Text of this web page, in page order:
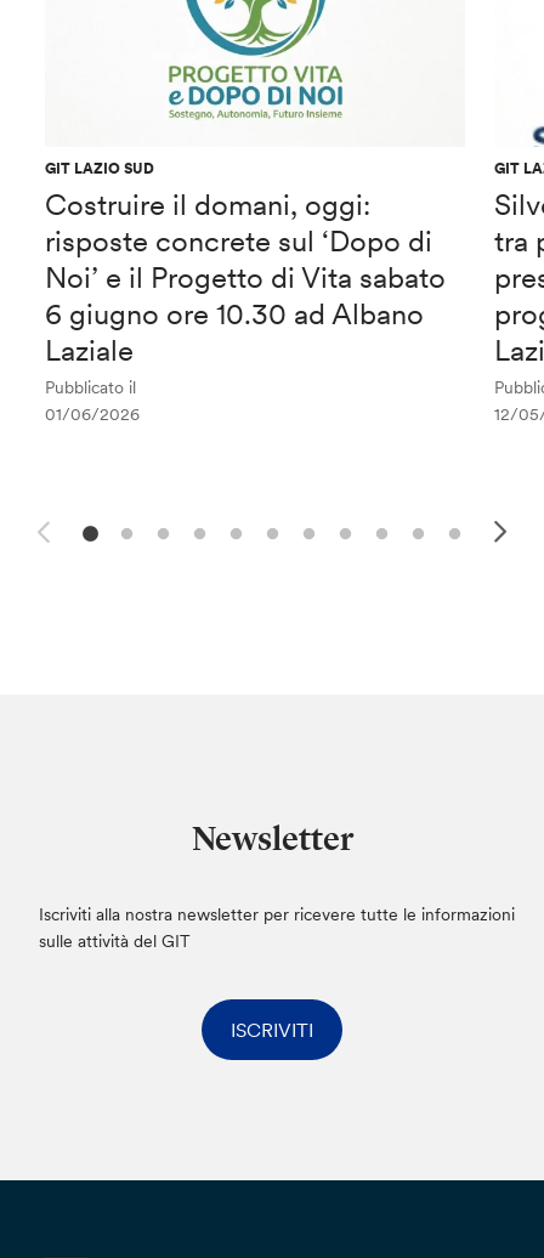
GIT LAZIO SUD
Costruire il domani, oggi:
risposte concrete sul ‘Dopo di
Noi’ e il Progetto di Vita sabato
6 giugno ore 10.30 ad Albano
Laziale
Pubblicato il
01/06/2026
GIT
tra
12/
Newsletter
Iscriviti alla nostra newsletter per ricevere tutte le informazioni
sulle attività del GIT
ISCRIVITI